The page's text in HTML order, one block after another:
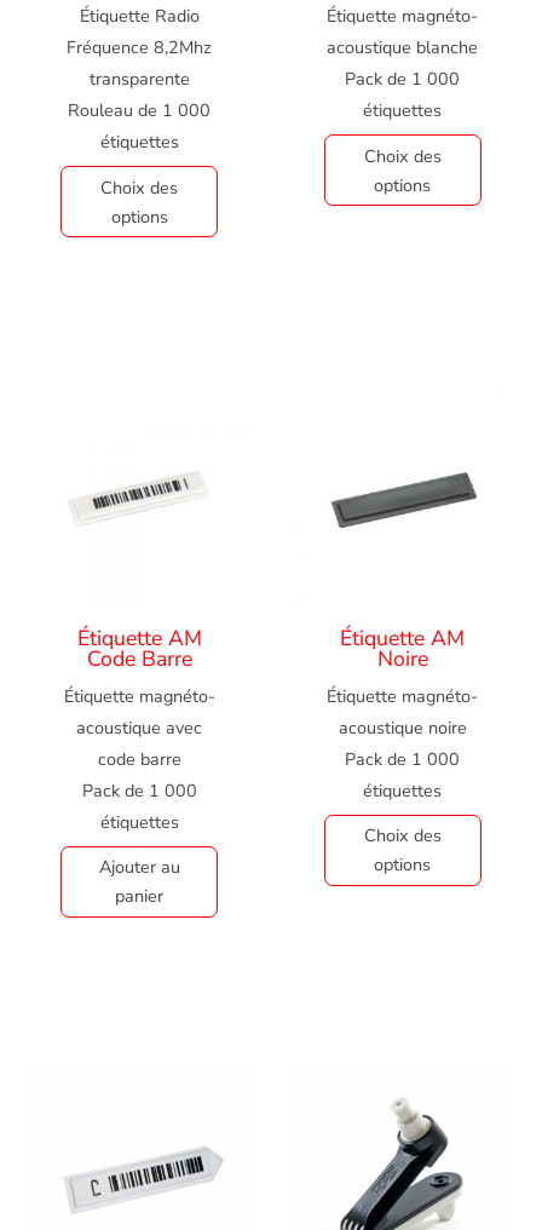
Étiquette Radio
Fréquence 8,2Mhz
transparente
Rouleau de 1 000
étiquettes
Choix des
options
Étiquette magnéto-
acoustique blanche
Pack de 1 000
étiquettes
Choix des
options
Étiquette AM
Code Barre
Étiquette magnéto-
acoustique avec
code barre
Pack de 1 000
étiquettes
Ajouter au
panier
Étiquette AM
Noire
Étiquette magnéto-
acoustique noire
Pack de 1 000
étiquettes
Choix des
options